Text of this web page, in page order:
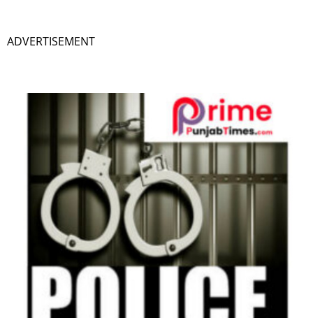
ADVERTISEMENT